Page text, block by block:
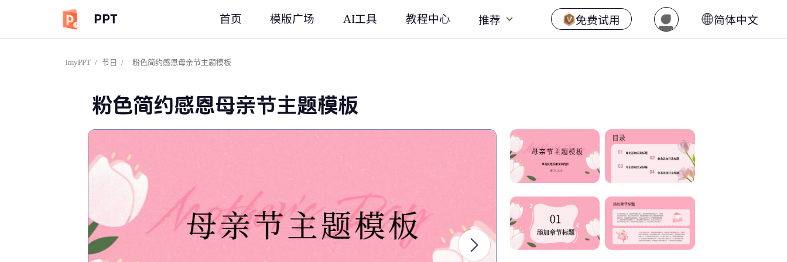
PPT 首页 模版广场 AI工具 教程中心 推荐 免费试用 简体中文
imyPPT / 节日 / 粉色简约感恩母亲节主题模板
粉色简约感恩母亲节主题模板